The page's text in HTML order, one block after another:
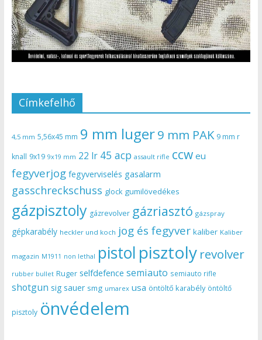
Címkefelhő
4,5 mm 5,56x45 mm 9 mm luger9 mm PAK 9 mm r
knall 9x19 9x19 mm 22 lr 45 acp assault rifle ccw eu
fegyverjog fegyverviselés gasalarm
gasschreckschuss glock gumilövedékes
gázpisztoly gázrevolver gázriasztó gázspray
gépkarabély heckler und koch jog és fegyver kaliber Kaliber
magazin M1911 non lethal pistol pisztoly revolver
rubber bullet Ruger selfdefence semiauto semiauto rifle
shotgun sig sauer smg umarex usa öntöltő karabély öntöltő
pisztoly önvédelem